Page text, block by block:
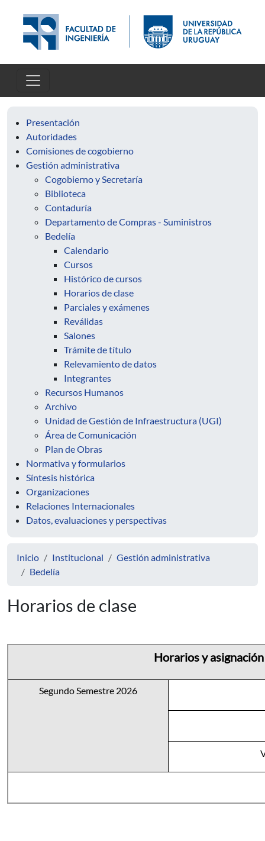
Presentación
Autoridades
Comisiones de cogobierno
Gestión administrativa
Cogobierno y Secretaría
Biblioteca
Contaduría
Departamento de Compras - Suministros
Bedelía
Calendario
Cursos
Histórico de cursos
Horarios de clase
Parciales y exámenes
Reválidas
Salones
Trámite de título
Relevamiento de datos
Integrantes
Recursos Humanos
Archivo
Unidad de Gestión de Infraestructura (UGI)
Área de Comunicación
Plan de Obras
Normativa y formularios
Síntesis histórica
Organizaciones
Relaciones Internacionales
Datos, evaluaciones y perspectivas
Inicio Institucional
Gestión administrativa
Bedelía
Horarios de clase
Horarios y
Segundo Semestre 2026